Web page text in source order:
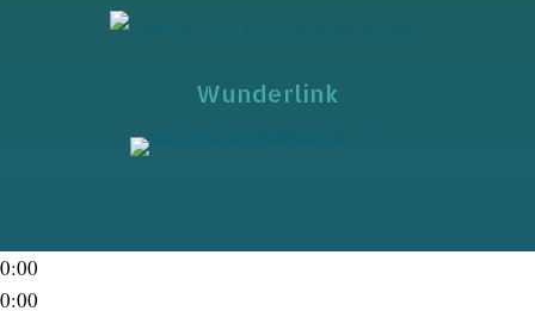
Wunderlink
0:00
0:00